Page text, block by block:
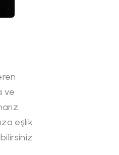
ve
eşlik